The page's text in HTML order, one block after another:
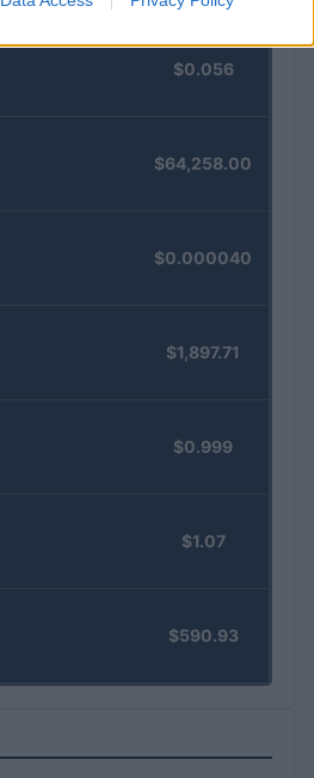
$0.056
$64,258.00
$0.000040
$1,897.71
$0.999
$1.07
$590.93